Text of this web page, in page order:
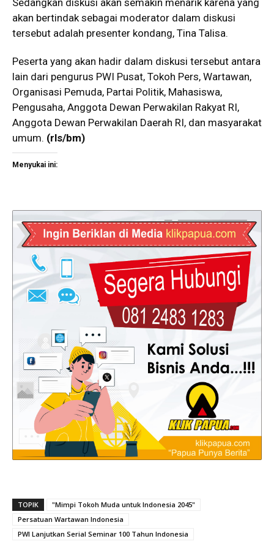
Sedangkan diskusi akan semakin menarik karena yang
akan bertindak sebagai moderator dalam diskusi
tersebut adalah presenter kondang, Tina Talisa.
Peserta yang akan hadir dalam diskusi tersebut antara
lain dari pengurus PWI Pusat, Tokoh Pers, Wartawan,
Organisasi Pemuda, Partai Politik, Mahasiswa,
Pengusaha, Anggota Dewan Perwakilan Rakyat RI,
Anggota Dewan Perwakilan Daerah RI, dan masyarakat
umum. (rls/bm)
Menyukai ini:
TOPIK
"Mimpi Tokoh Muda untuk Indonesia 2045"
Persatuan Wartawan Indonesia
PWI Lanjutkan Serial Seminar 100 Tahun Indonesia